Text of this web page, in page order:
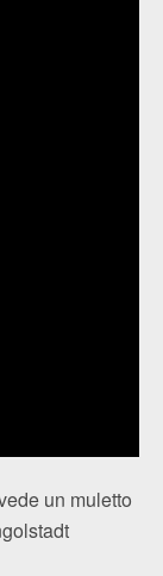
un muletto